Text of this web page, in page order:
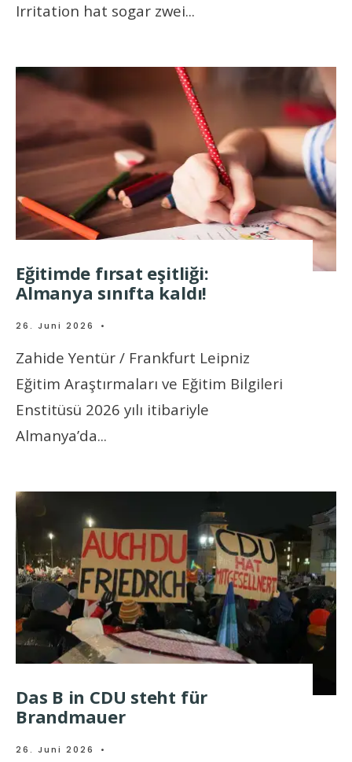
Irritation hat sogar zwei...
Eğitimde fırsat eşitliği:
Almanya sınıfta kaldı!
26. Juni 2026 •
Zahide Yentür / Frankfurt Leipniz
Eğitim Araştırmaları ve Eğitim Bilgileri
Enstitüsü 2026 yılı itibariyle
Almanya’da...
Das B in CDU steht für
Brandmauer
26. Juni 2026 •